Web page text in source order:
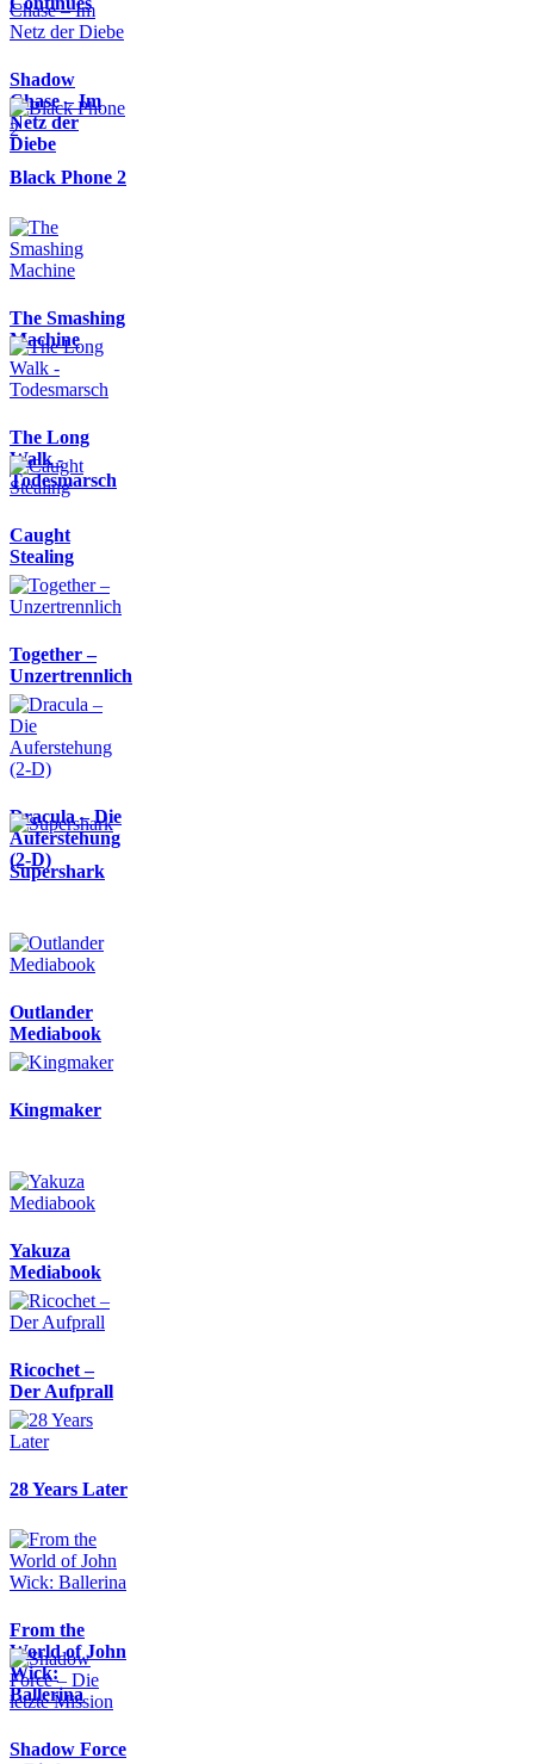
Shadow
Chase – Im
Netz der
Diebe
Black Phone 2
The Smashing
Machine
The Long
Walk -
Todesmarsch
Caught
Stealing
Together –
Unzertrennlich
Dracula – Die
Auferstehung
(2-D)
Supershark
Outlander
Mediabook
Kingmaker
Yakuza
Mediabook
Ricochet –
Der Aufprall
28 Years Later
From the
World of John
Wick:
Ballerina
Shadow Force